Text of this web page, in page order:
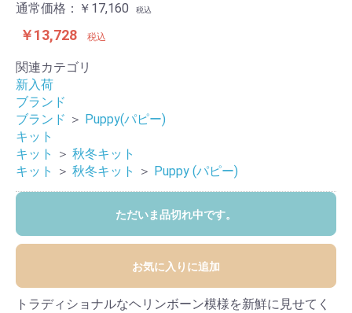
通常価格： ￥17,160 税込
￥13,728 税込
関連カテゴリ
新入荷
ブランド
ブランド ＞ Puppy(パピー)
キット
キット
＞ 秋冬キット
キット
＞ 秋冬キット ＞ Puppy (パピー)
ただいま品切れ中です。
お気に入りに追加
トラディショナルなヘリンボーン模様を新鮮に見せてく